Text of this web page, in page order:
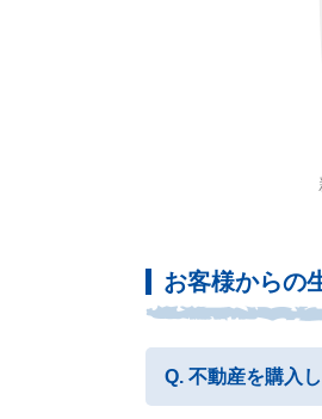
お客様からの
不動産を購入